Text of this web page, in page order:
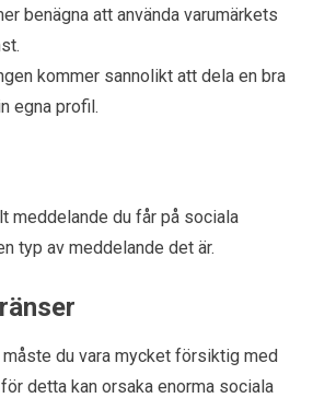
benägna att använda varumärkets
kommer sannolikt att dela en bra
egna profil.
meddelande du får på sociala
typ av meddelande det är.
du vara mycket försiktig med
detta kan orsaka enorma sociala